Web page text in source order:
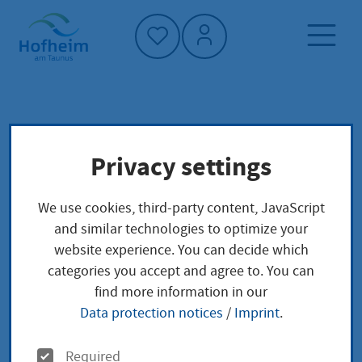
Home"
Aktuelles aus Hofheim
Fitness-Areal in
Langenhain wird
eingeweiht
Privacy settings
We use cookies, third-party content, JavaScript
and similar technologies to optimize your
website experience. You can decide which
categories you accept and agree to. You can
find more information in our
Data protection notices / Imprint.
O
Required